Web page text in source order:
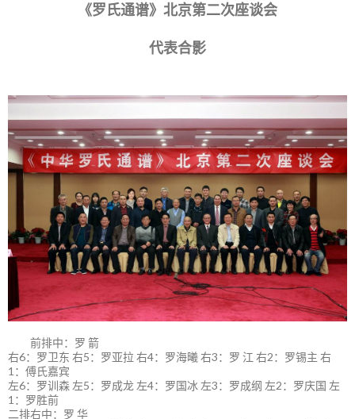
《罗氏通谱》北京第二次座谈会
代表合影
前排中：罗 箭
右6：罗卫东 右5：罗亚拉 右4：罗海曦 右3：罗 江 右2：罗锡主 右
1：傅氏嘉宾
左6：罗训森 左5：罗成龙 左4：罗国冰 左3：罗成纲 左2：罗庆国 左
1：罗胜前
二排右中：罗 华